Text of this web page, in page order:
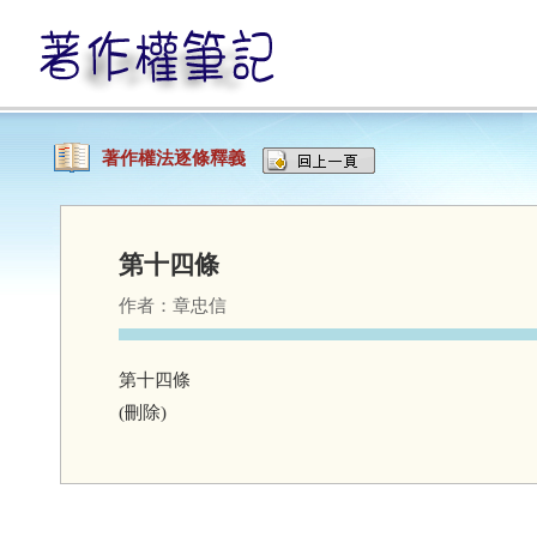
著作權法逐條釋義
第十四條
作者： 章忠信
第十四條
(刪除)